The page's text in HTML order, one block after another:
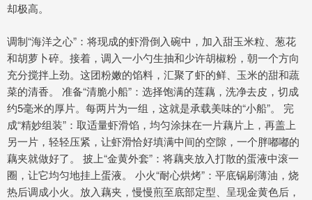
却极高。
调制“海洋之心”：将现成的虾滑倒入碗中，加入甜玉米粒、葱花
和胡萝卜碎。接着，调入一小勺生抽和少许胡椒粉，朝一个方向
充分搅拌上劲。这团粉嫩的馅料，汇聚了虾的鲜、玉米的甜和蔬
菜的清香。 准备“清脆小船”：选择饱满的莲藕，洗净去皮，切成
约5毫米的厚片。每两片为一组，这就是承载美味的“小船”。 完
成“精妙组装”：取适量虾滑馅，均匀涂抹在一片藕片上，再盖上
另一片，轻轻压紧，让虾滑恰好填满中间的空隙，一个胖嘟嘟的
藕夹就做好了。 披上“金黄外套”：将藕夹放入打散的蛋液中滚一
圈，让它均匀地挂上蛋液。 小火“耐心烘烤”：平底锅刷薄油，烧
热后调成小火。放入藕夹，慢慢煎至底部定型、呈现金黄色后，